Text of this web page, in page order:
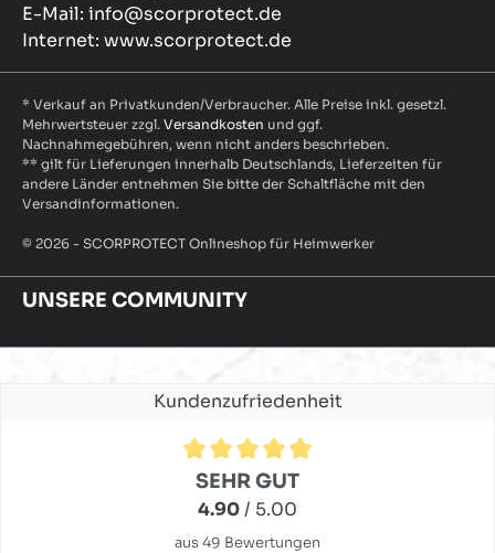
E-Mail: info@scorprotect.de
Internet: www.scorprotect.de
* Verkauf an Privatkunden/Verbraucher. Alle Preise inkl. gesetzl.
Mehrwertsteuer zzgl. Versandkosten und ggf.
Nachnahmegebühren, wenn nicht anders beschrieben.
** gilt für Lieferungen innerhalb Deutschlands, Lieferzeiten für
andere Länder entnehmen Sie bitte der Schaltfläche mit den
Versandinformationen.
© 2026 - SCORPROTECT Onlineshop für Heimwerker
UNSERE COMMUNITY
Kundenzufriedenheit
Durchschnittliche Bewertung von 4.9 von 5 Sternen
SEHR GUT
4.90/ 5.00
aus 49 Bewertungen